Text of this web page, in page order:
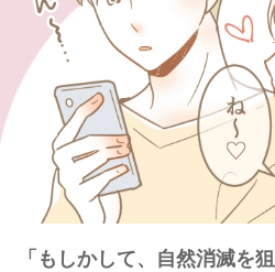
恋愛
「もしかして、自然消滅を